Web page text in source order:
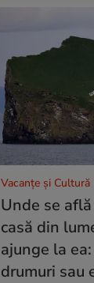
Vacanțe și Cultură
Unde se
casă din
ajunge la
drumuri sau